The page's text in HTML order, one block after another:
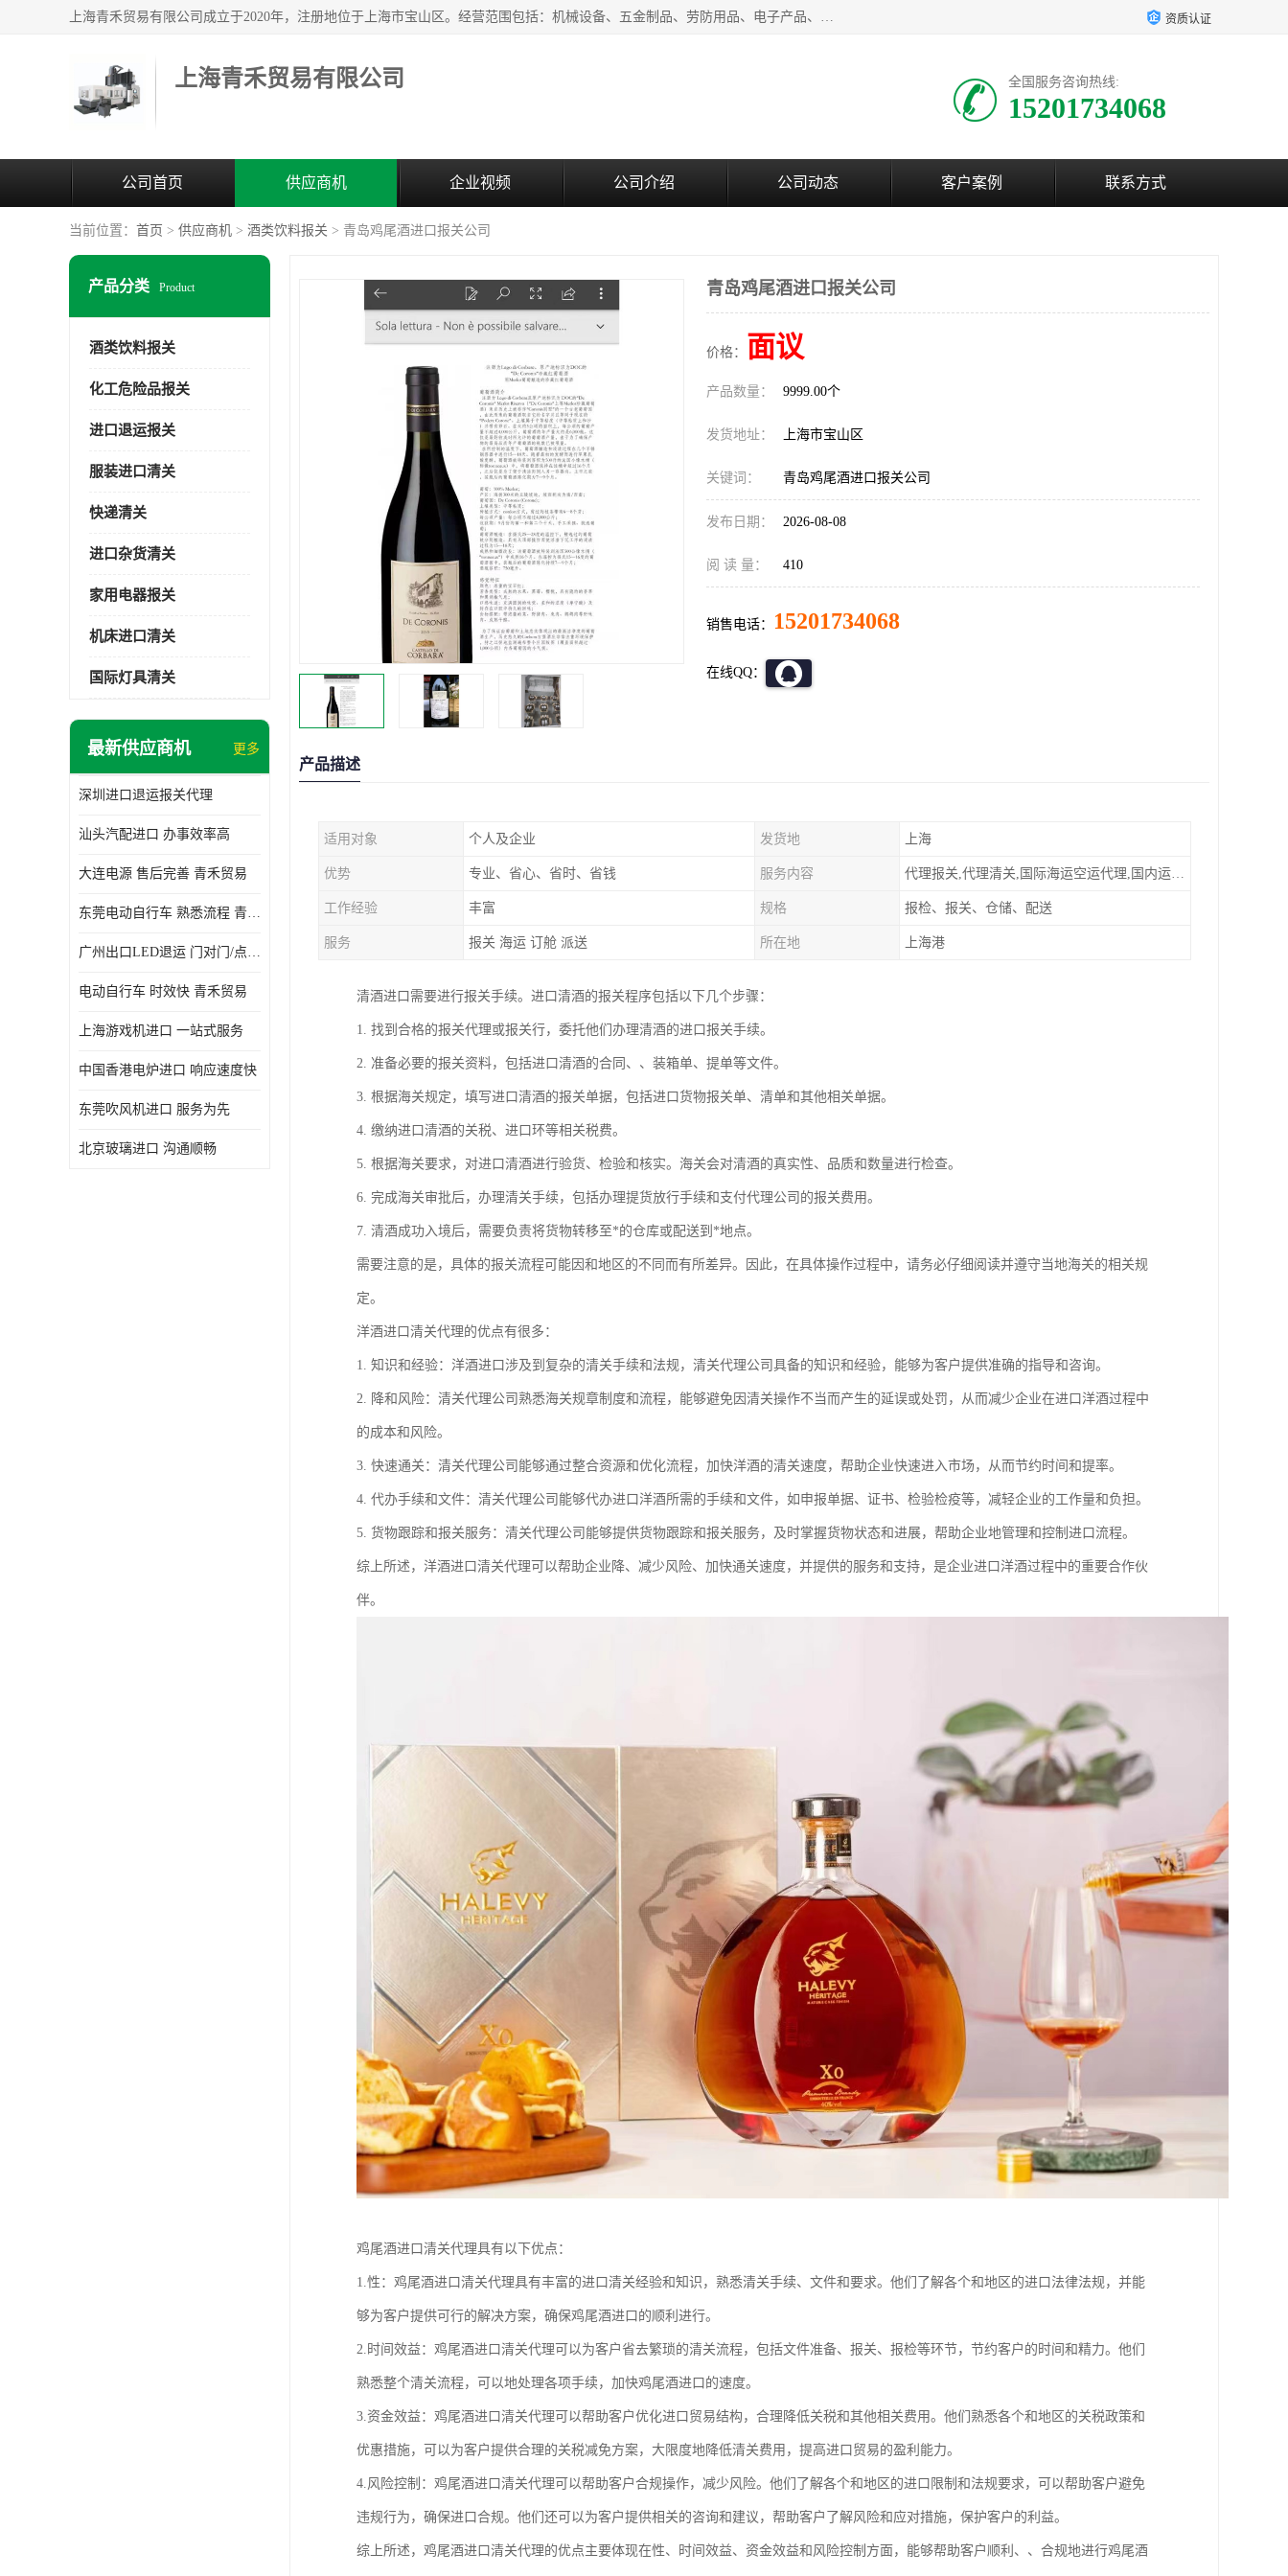
上海青禾贸易有限公司成立于2020年，注册地位于上海市宝山区。经营范围包括：机械设备、五金制品、劳防用品、电子产品、塑胶制品、家具、模具、纺织品、仪器仪表、建筑材料、装饰材料、化工产品、金属制品、机车配件等货物进出口报关、清关服务。 资质认证
上海青禾贸易有限公司 全国服务咨询热线:
15201734068
公司首页 供应商机 企业视频 公司介绍 公司动态 客户案例 联系方式
当前位置： 首页 > 供应商机 > 酒类饮料报关 > 青岛鸡尾酒进口报关公司
产品分类 Product
酒类饮料报关
化工危险品报关
进口退运报关
服装进口清关
快递清关
进口杂货清关
家用电器报关
机床进口清关
国际灯具清关
最新供应商机 更多
深圳进口退运报关代理
汕头汽配进口 办事效率高
大连电源 售后完善 青禾贸易
东莞电动自行车 熟悉流程 青禾贸易
广州出口LED退运 门对门/点对点
电动自行车 时效快 青禾贸易
上海游戏机进口 一站式服务
中国香港电炉进口 响应速度快
东莞吹风机进口 服务为先
北京玻璃进口 沟通顺畅
青岛鸡尾酒进口报关公司
价格： 面议
产品数量： 9999.00个
发货地址： 上海市宝山区
关键词： 青岛鸡尾酒进口报关公司
发布日期： 2026-08-08
阅 读 量： 410
销售电话： 15201734068
在线QQ：
产品描述
适用对象 个人及企业 发货地 上海
优势 专业、省心、省时、省钱 服务内容 代理报关,代理清关,国际海运空运代理,国内运输派送
工作经验 丰富 规格 报检、报关、仓储、配送
服务 报关 海运 订舱 派送 所在地 上海港
清酒进口需要进行报关手续。进口清酒的报关程序包括以下几个步骤：
1. 找到合格的报关代理或报关行，委托他们办理清酒的进口报关手续。
2. 准备必要的报关资料，包括进口清酒的合同、、装箱单、提单等文件。
3. 根据海关规定，填写进口清酒的报关单据，包括进口货物报关单、清单和其他相关单据。
4. 缴纳进口清酒的关税、进口环等相关税费。
5. 根据海关要求，对进口清酒进行验货、检验和核实。海关会对清酒的真实性、品质和数量进行检查。
6. 完成海关审批后，办理清关手续，包括办理提货放行手续和支付代理公司的报关费用。
7. 清酒成功入境后，需要负责将货物转移至*的仓库或配送到*地点。
需要注意的是，具体的报关流程可能因和地区的不同而有所差异。因此，在具体操作过程中，请务必仔细阅读并遵守当地海关的相关规
定。
洋酒进口清关代理的优点有很多：
1. 知识和经验：洋酒进口涉及到复杂的清关手续和法规，清关代理公司具备的知识和经验，能够为客户提供准确的指导和咨询。
2. 降和风险：清关代理公司熟悉海关规章制度和流程，能够避免因清关操作不当而产生的延误或处罚，从而减少企业在进口洋酒过程中
的成本和风险。
3. 快速通关：清关代理公司能够通过整合资源和优化流程，加快洋酒的清关速度，帮助企业快速进入市场，从而节约时间和提率。
4. 代办手续和文件：清关代理公司能够代办进口洋酒所需的手续和文件，如申报单据、证书、检验检疫等，减轻企业的工作量和负担。
5. 货物跟踪和报关服务：清关代理公司能够提供货物跟踪和报关服务，及时掌握货物状态和进展，帮助企业地管理和控制进口流程。
综上所述，洋酒进口清关代理可以帮助企业降、减少风险、加快通关速度，并提供的服务和支持，是企业进口洋酒过程中的重要合作伙
伴。
鸡尾酒进口清关代理具有以下优点：
1.性：鸡尾酒进口清关代理具有丰富的进口清关经验和知识，熟悉清关手续、文件和要求。他们了解各个和地区的进口法律法规，并能
够为客户提供可行的解决方案，确保鸡尾酒进口的顺利进行。
2.时间效益：鸡尾酒进口清关代理可以为客户省去繁琐的清关流程，包括文件准备、报关、报检等环节，节约客户的时间和精力。他们
熟悉整个清关流程，可以地处理各项手续，加快鸡尾酒进口的速度。
3.资金效益：鸡尾酒进口清关代理可以帮助客户优化进口贸易结构，合理降低关税和其他相关费用。他们熟悉各个和地区的关税政策和
优惠措施，可以为客户提供合理的关税减免方案，大限度地降低清关费用，提高进口贸易的盈利能力。
4.风险控制：鸡尾酒进口清关代理可以帮助客户合规操作，减少风险。他们了解各个和地区的进口限制和法规要求，可以帮助客户避免
违规行为，确保进口合规。他们还可以为客户提供相关的咨询和建议，帮助客户了解风险和应对措施，保护客户的利益。
综上所述，鸡尾酒进口清关代理的优点主要体现在性、时间效益、资金效益和风险控制方面，能够帮助客户顺利、、合规地进行鸡尾酒